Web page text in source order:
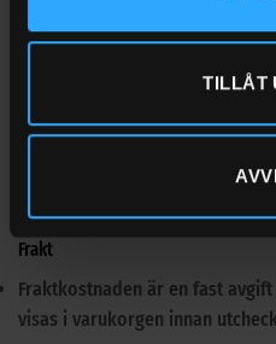
TILLÅT
Frakt
Fraktkostnaden är en fast
visas i varukorgen innan